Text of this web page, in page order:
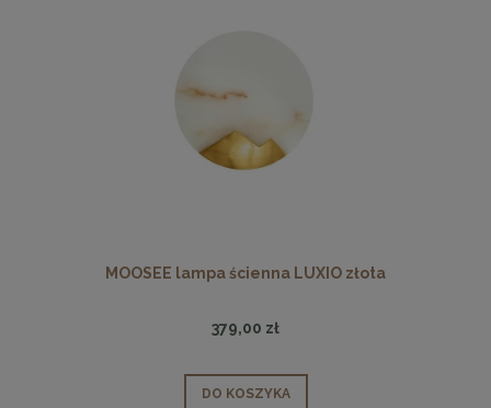
MOOSEE lampa ścienna LUXIO złota
379,00 zł
DO KOSZYKA